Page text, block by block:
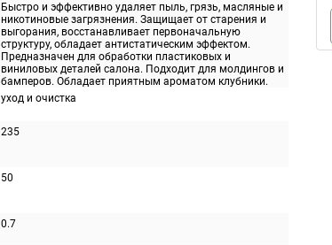
Быстро и эффективно удаляет пыль, грязь, масляные и
никотиновые загрязнения. Защищает от старения и
выгорания, восстанавливает первоначальную
структуру, обладает антистатическим эффектом.
Предназначен для обработки пластиковых и
виниловых деталей салона. Подходит для молдингов и
бамперов. Обладает приятным ароматом клубники.
уход и очистка
235
50
0.7